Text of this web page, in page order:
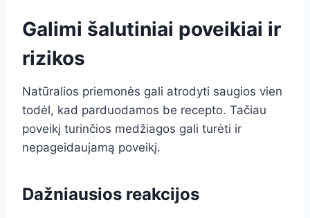
Galimi šalutiniai poveikiai ir
rizikos
Natūralios priemonės gali atrodyti saugios vien
todėl, kad parduodamos be recepto. Tačiau
poveikį turinčios medžiagos gali turėti ir
nepageidaujamą poveikį.
Dažniausios reakcijos